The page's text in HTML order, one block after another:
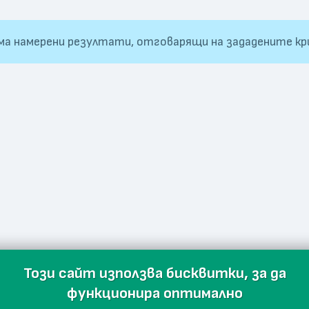
намерени резултати, отговарящи на зададените
Този сайт използва бисквитки, за да
функционира оптимално